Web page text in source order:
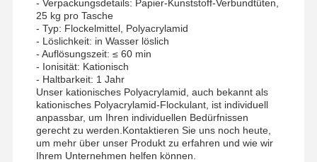
- Verpackungsdetails: Papier-Kunststoff-Verbundtüten,
25 kg pro Tasche
- Typ: Flockelmittel, Polyacrylamid
- Löslichkeit: in Wasser löslich
- Auflösungszeit: ≤ 60 min
- Ionisität: Kationisch
- Haltbarkeit: 1 Jahr
Unser kationisches Polyacrylamid, auch bekannt als
kationisches Polyacrylamid-Flockulant, ist individuell
anpassbar, um Ihren individuellen Bedürfnissen
gerecht zu werden.Kontaktieren Sie uns noch heute,
um mehr über unser Produkt zu erfahren und wie wir
Ihrem Unternehmen helfen können.